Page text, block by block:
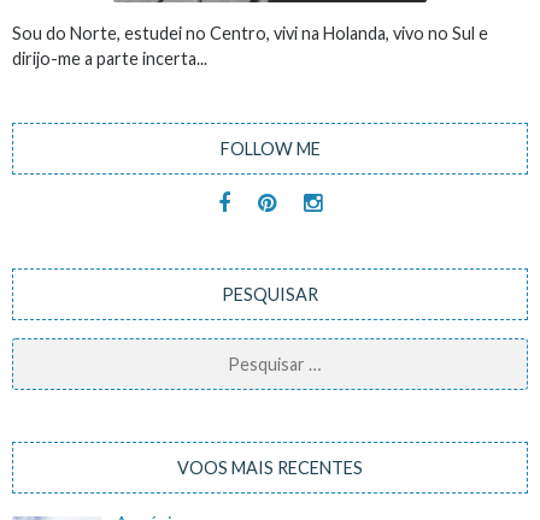
Sou do Norte, estudei no Centro, vivi na Holanda, vivo no Sul e
dirijo-me a parte incerta...
FOLLOW ME
PESQUISAR
Pesquisar
por:
VOOS MAIS RECENTES